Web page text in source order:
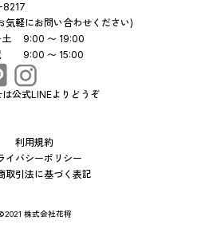
気軽にお問い合わせください)
土
9:00 〜 19:00
9:00 〜 15:00
公式LINEよりどうぞ
利用規約
イバシーポリシー
取引法に基づく表記
株式会社花将